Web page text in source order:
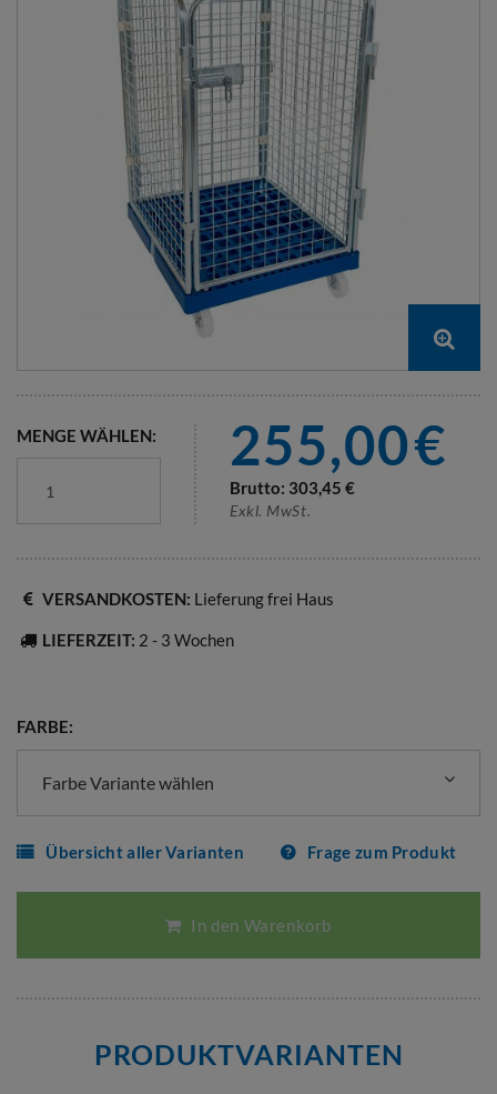
MENGE WÄHLEN: 255,00€
Brutto: 303,45 €
Exkl. MwSt.
VERSANDKOSTEN: Lieferung frei Haus
LIEFERZEIT: 2 - 3 Wochen
FARBE:
Farbe Variante wählen
Übersicht aller Varianten Frage zum Produkt
In den Warenkorb
PRODUKTVARIANTEN